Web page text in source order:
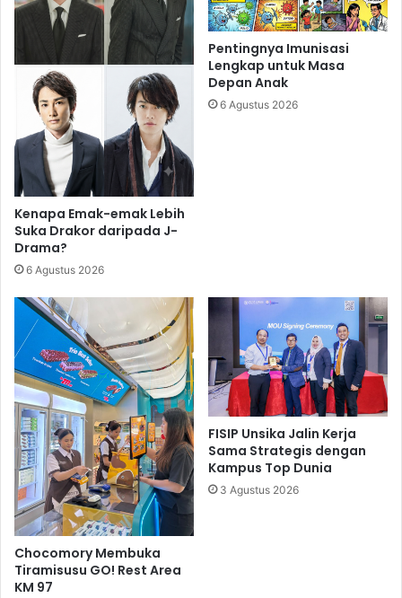
Kenapa Emak-emak Lebih
Suka Drakor daripada J-
Drama?
6 Agustus 2026
Pentingnya Imunisasi
Lengkap untuk Masa
Depan Anak
6 Agustus 2026
Chocomory Membuka
Tiramisusu GO! Rest Area
KM 97
FISIP Unsika Jalin Kerja
Sama Strategis dengan
Kampus Top Dunia
3 Agustus 2026